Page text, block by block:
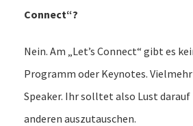
Connect“?
Nein. Am „Let’s Connect“ gibt es
Programm oder Keynotes.
Speaker. Ihr solltet also Lust
anderen auszutauschen.